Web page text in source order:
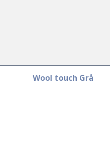
Wool touch Grå